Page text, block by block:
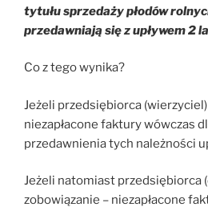
tytułu sprzedaży płodów
przedawniają się z upływem 2
Co z tego wynika?
Jeżeli przedsiębiorca
niezapłacone faktury wówczas
przedawnienia tych należności
Jeżeli natomiast przedsiębiorca
zobowiązanie – niezapłacone